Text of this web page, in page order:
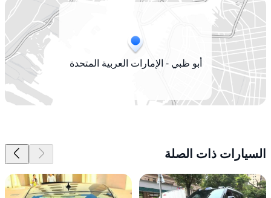
أبو ظبي - الإمارات العربية المتحدة
السيارات ذات الصلة